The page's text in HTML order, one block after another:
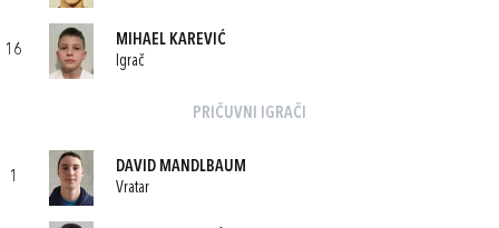
16
MIHAEL KAREVIĆ
Igrač
PRIČUVNI IGRAČI
1
DAVID MANDLBAUM
Vratar